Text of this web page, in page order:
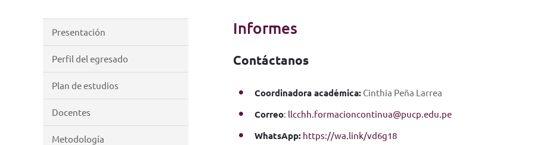
Presentación
Perfil del egresado
Plan de estudios
Docentes
Metodología
Informes
Contáctanos
Coordinadora académica:Cinthia Peña Larrea
Correo: llcchh.formacioncontinua@pucp.edu.pe
WhatsApp: https://wa.link/vd6g18